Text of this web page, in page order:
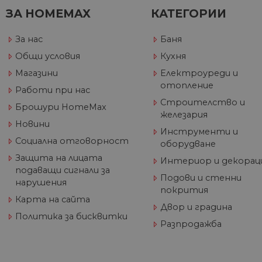
ЗА HOMEMAX
За нас
Общи условия
Магазини
Работи при нас
Брошури HomeMax
Новини
Социална отговорност
Защита на лицата
подаващи сигнали за
нарушения
Карта на сайта
Политика за бисквитки
КАТЕГОРИИ
Баня
Кухня
Електроуреди и
отопление
Строителство и
железария
Инструменти и
оборудване
Интериор и
Подови и стенни
покрития
Двор и градина
Разпродажба
__utmz
_gid
_gat_UA-
_ga_J9P1896266
_ga